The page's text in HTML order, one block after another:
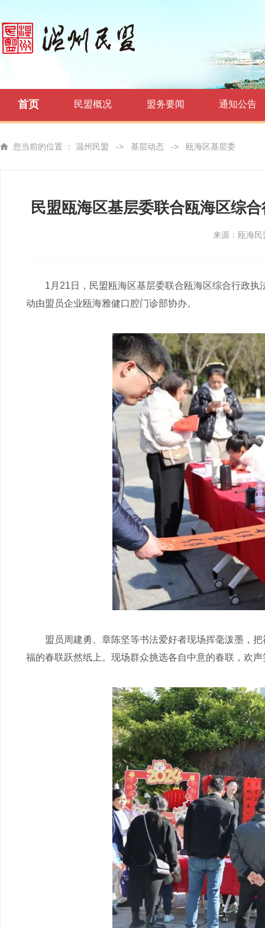
首页 民盟概况 盟务要闻 通知公告
您当前的位置 ： 温州民盟 -> 基层动态 -> 瓯海区基层委
民盟瓯海区基层委联合瓯海区综
来源：瓯海民
1月21日，民盟瓯海区基层委联合瓯海区综合行政执
动由盟员企业瓯海雅健口腔门诊部协办。
盟员周建勇、章陈坚等书法爱好者现场挥毫泼墨，把
福的春联跃然纸上。现场群众挑选各自中意的春联，欢